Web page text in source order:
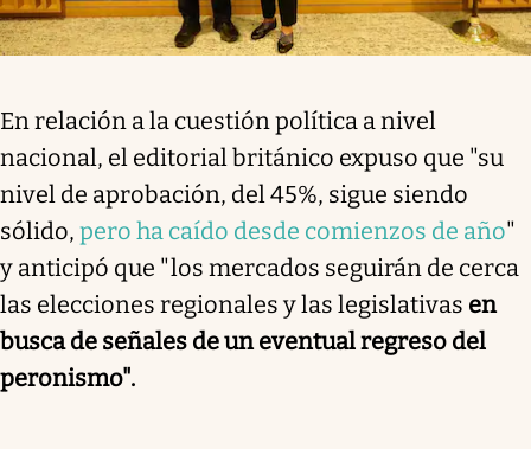
En relación a la cuestión política a nivel
nacional, el editorial británico expuso que "su
nivel de aprobación, del 45%, sigue siendo
sólido, pero ha caído desde comienzos de año"
y anticipó que "los mercados seguirán de cerca
las elecciones regionales y las legislativas en
busca de señales de un eventual regreso del
peronismo".